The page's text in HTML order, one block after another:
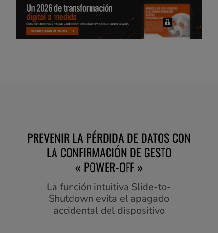
PREVENIR LA PÉRDIDA DE DATOS CON
LA CONFIRMACIÓN DE GESTO
« POWER-OFF »
La función intuitiva Slide-to-
Shutdown evita el apagado
accidental del dispositivo